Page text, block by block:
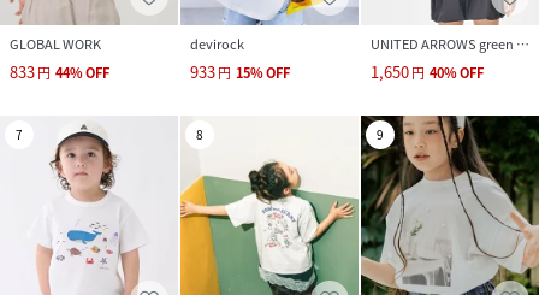
GLOBAL WORK
833円 44%OFF
devirock
933円 15%OFF
UNITED ARROWS green label relaxing
1,650円 40%OFF
7 8 9